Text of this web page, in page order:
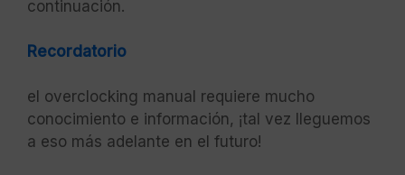
continuación.
Recordatorio
el overclocking manual requiere mucho
conocimiento e información, ¡tal vez lleguemos
a eso más adelante en el futuro!